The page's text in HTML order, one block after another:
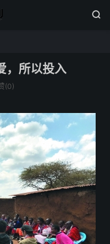

，所以投入
(0)